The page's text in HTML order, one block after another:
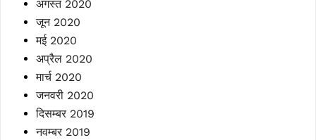
अगस्त 2020
जून 2020
मई 2020
अप्रैल 2020
मार्च 2020
जनवरी 2020
दिसम्बर 2019
नवम्बर 2019